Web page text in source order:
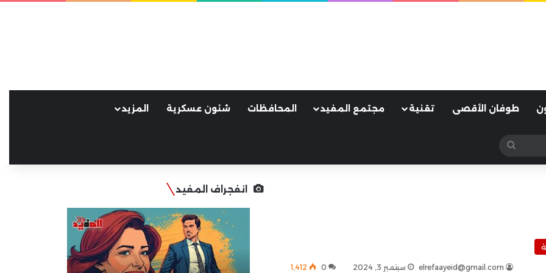
طوفان الأقصى تقنية مجتمع المفيد المحافظات شئون عسكرية المزيد
بحث
عن
elrefaayeid@gmail.com سبتمبر 3, 2024 0 1٬412
انفجراف المفيد